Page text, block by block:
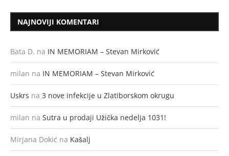
NAJNOVIJI KOMENTARI
Bata D. na IN MEMORIAM – Stevan Mirković
milan na IN MEMORIAM – Stevan Mirković
Uskrs na 3 nove infekcije u Zlatiborskom okrugu
milan na Sutra u prodaji Užička nedelja 1031!
Mirjana Dokić na Kašalj